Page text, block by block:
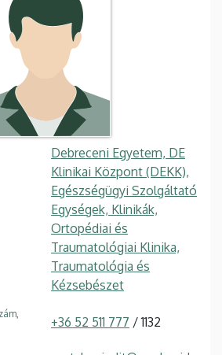
Debreceni Egyetem, DE
Klinikai Központ (DEKK),
Egészségügyi Szolgáltató
Egységek, Klinikák,
Ortopédiai és
Traumatológiai Klinika,
Traumatológia és
Kézsebészet
+36 52 511 777 / 1132